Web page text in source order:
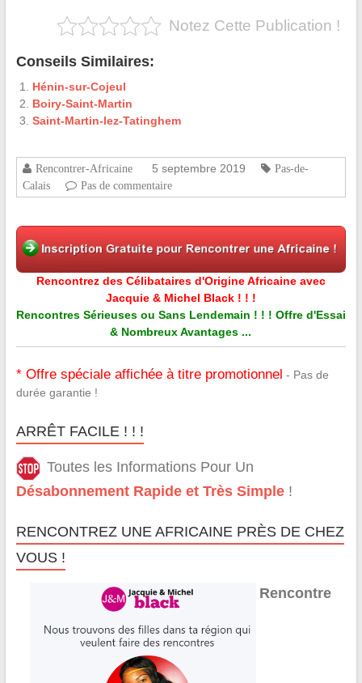
Notez Cette Publication !
Conseils Similaires:
Hénin-sur-Cojeul
Boiry-Saint-Martin
Saint-Martin-lez-Tatinghem
Rencontrer-Africaine 5 septembre 2019
Pas-de-
Calais
Pas de commentaire
Rencontrez des Célibataires d'Origine Africaine avec
Jacquie & Michel Black ! ! !
Rencontres Sérieuses ou Sans Lendemain ! ! ! Offre d'Essai
& Nombreux Avantages ...
* Offre spéciale affichée à titre promotionnel - Pas de
durée garantie !
ARRÊT FACILE ! ! !
Toutes les Informations Pour Un
Désabonnement Rapide et Très Simple!
RENCONTREZ UNE AFRICAINE PRÈS DE CHEZ
VOUS !
Rencontre